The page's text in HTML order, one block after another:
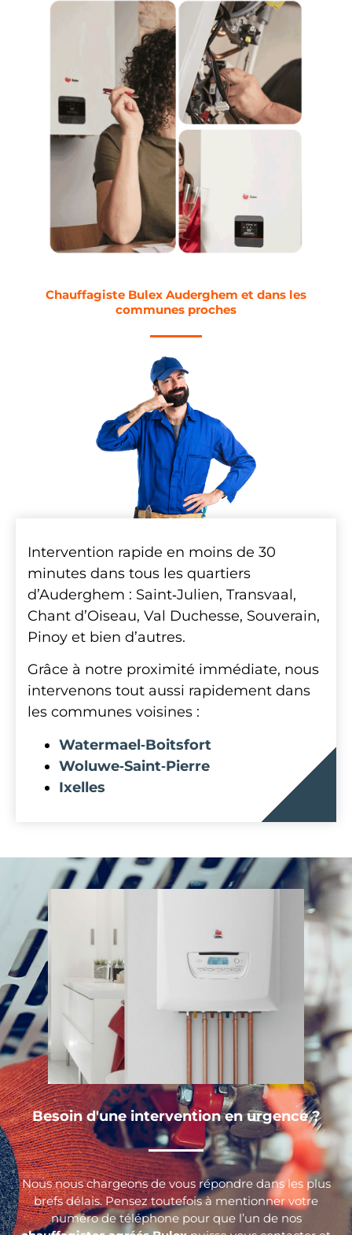
Chauffagiste Bulex Auderghem et dans les
communes proches
Intervention rapide en moins de 30
minutes dans tous les quartiers
d’Auderghem : Saint‑Julien, Transvaal,
Chant d’Oiseau, Val Duchesse, Souverain,
Pinoy et bien d’autres.
Grâce à notre proximité immédiate, nous
intervenons tout aussi rapidement dans
les communes voisines :
Watermael‑Boitsfort
Woluwe‑Saint‑Pierre
Ixelles
Besoin d'une intervention en urgence ?
Nous nous chargeons de vous répondre dans les plus
brefs délais. Pensez toutefois à mentionner votre
numéro de téléphone pour que l’un de nos